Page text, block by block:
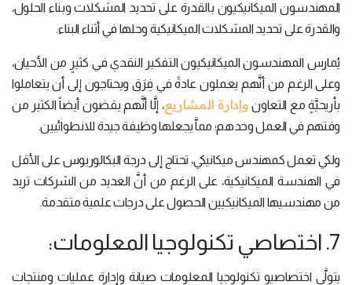
المهندسون الميكانيكيون بالقدرة على تحديد المشكلات وبناء الحلول،
والقدرة على تحديد المشكلات الميكانيكية وحلها في أثناء البناء.
يُمارس المهندسون الميكانيكيون التفكير النقدي في كثيرٍ من الأحيان،
وعلى الرغم من أنَّهم يعملون عادةً في فِرَق ويحتاجون إلى أن يتعاملوا
بأريحيَّةٍ مع التعاون وإدارة المشاريع، إلَّا أنَّهم يقضون أيضاً الكثير من
وقتهم في العمل وحدهم؛ مماَّ يجعلها وظيفة جيدة للانطوائيين.
ولكي تعمل كمهندس ميكانيكي، تحتاج إلى درجة البكالوريوس على الأقل
في الهندسة الميكانيكية، على الرغم من أنَّ العديد من الشركات تريد
من مهندسيها الميكانيكيين الحصول على درجات علمية متقدمة.
7. اختصاصي تكنولوجيا المعلومات:
يتولَّى اختصاصيو تكنولوجيا المعلومات صيانة وإدارة عمليات ومنتجات